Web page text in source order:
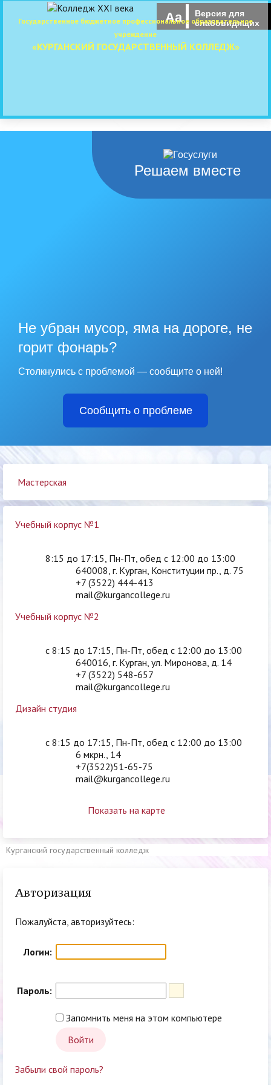
Aa
Версия для
слабовидящих
Государственное бюджетное профессиональное образовательное
учреждение
«КУРГАНСКИЙ ГОСУДАРСТВЕННЫЙ КОЛЛЕДЖ»
Решаем вместе
Не убран мусор, яма на дороге, не
горит фонарь?
Столкнулись с проблемой — сообщите о ней!
Сообщить о проблеме
Мастерская
Учебный корпус №1
8:15 до 17:15, Пн-Пт, обед с 12:00 до 13:00
640008, г. Курган, Конституции пр., д. 75
+7 (3522) 444-413
mail@kurgancollege.ru
Учебный корпус №2
c 8:15 до 17:15, Пн-Пт, обед с 12:00 до 13:00
640016, г. Курган, ул. Миронова, д. 14
+7 (3522) 548-657
mail@kurgancollege.ru
Дизайн студия
c 8:15 до 17:15, Пн-Пт, обед с 12:00 до 13:00
6 мкрн., 14
+7(3522)51-65-75
mail@kurgancollege.ru
Показать на карте
Курганский государственный колледж
Авторизация
Пожалуйста, авторизуйтесь:
Логин:
Пароль:
Запомнить меня на этом компьютере
Забыли свой пароль?